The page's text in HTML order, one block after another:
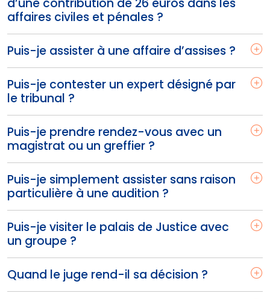
affaires civiles et pénales ?
Puis-je assister à une affaire d’assises ?
Puis-je contester un expert désigné par
le tribunal ?
Puis-je prendre rendez-vous avec un
magistrat ou un greffier ?
Puis-je simplement assister sans raison
particulière à une audition ?
Puis-je visiter le palais de Justice avec
un groupe ?
Quand le juge rend-il sa décision ?